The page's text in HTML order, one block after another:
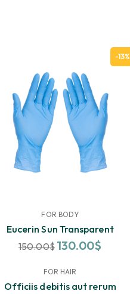
-13%
FOR BODY
Eucerin Sun Transparent
150.00$ 130.00$
FOR HAIR
Officiis debitis aut rerum